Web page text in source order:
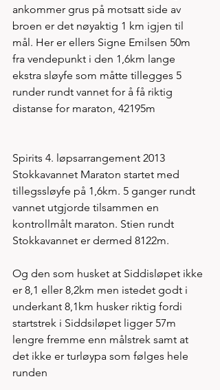
ankommer grus på motsatt side av
broen er det nøyaktig 1 km igjen til
mål. Her er ellers Signe Emilsen 50m
fra vendepunkt i den 1,6km lange
ekstra sløyfe som måtte tillegges 5
runder rundt vannet for å få riktig
distanse for maraton, 42195m
Spirits 4. løpsarrangement 2013
Stokkavannet Maraton startet med
tillegssløyfe på 1,6km. 5 ganger rundt
vannet utgjorde tilsammen en
kontrollmålt maraton. Stien rundt
Stokkavannet er dermed 8122m.
Og den som husket at Siddisløpet ikke
er 8,1 eller 8,2km men istedet godt i
underkant 8,1km husker riktig fordi
startstrek i Siddsiløpet ligger 57m
lengre fremme enn målstrek samt at
det ikke er turløypa som følges hele
runden